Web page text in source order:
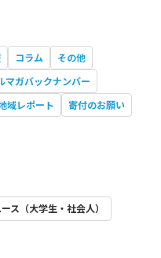
コラム
その他
マガバックナンバー
域レポート
寄付のお願い
ス（大学生・社会人）